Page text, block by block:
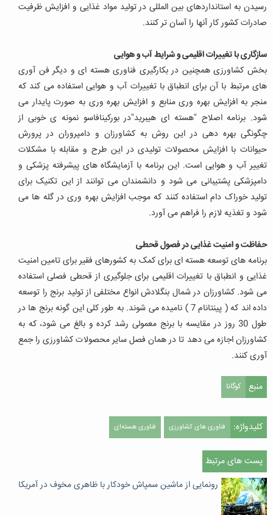
رسیدن به استانداردهای بین المللی در تولید مواد غذایی و افزایش ظرفیت
صادرات کشور کار آنها را آسان تر کنند.
سازگاری با تغییرات اقلیمی و شرایط آب و هوایی
بخش کشاورزی همچنین در بکارگیری فناوری هسته ای و دیگر فن آوری
های مرتبط با آن برای انطباق با تغییرات آب و هوایی استفاده می کند که
منجر به افزایش بهره وری منابع و افزایش بهره وری به صورت پایدار می
شود. برنامه اصلاح "هسته ای هیبرید"در بورکینافاسو نمونه ی خوبی از
چگونگی بهره دهی در این روش به کشاورزان و دامپروران در پرورش
حیوانات با افزایش محصولات تولیدی در این طرح و مقابله با مشکلات
تغییر آب و هوایی است. این برنامه با آزمایشگاه های پیشرفته پزشکی و
دامپزشکی پشتیبانی می شود و دانشمندان می توانند از این تکنیک برای
تولید خوراک دام استفاده کنند که موجب افزایش بهره وری در گله ها می
شود و تغذیه لازم را فراهم می آورد.
حفاظت و امنیت غذایی در فصول قحطی
برنامه های توسعه هسته ای برای کمک به کشورهای فقیر برای تامین امنیت
غذایی و انطباق با تغییرات اقلیمی برای جلوگیری از قحطی فصلی استفاده
می شود. کشاورزان در شمال بنگلادش انواع مختلفی از تولید برنج را توسعه
داده اند که ( پینتانام 7 ) نامیده می شوند. به طور کلی این گونه برنج ها در
طول 30 روز در مقایسه با برنج معمولی رشد کرده و بالغ می شود، که به
کشاورزان اجازه می دهد تا در همان فصل سایر محصولات کشاورزی را جمع
آوری کنند.
منبع کوگانا
کلیدواژه: فناوری های کشاورزی فناوری هسته‌ای
پست های مرتبط
رونمایی از ماشین سمپاش خودکار با ظاهری مخوف در آمریکا